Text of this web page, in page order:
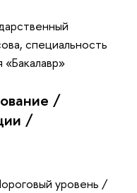
специальность
/
/
уровень /